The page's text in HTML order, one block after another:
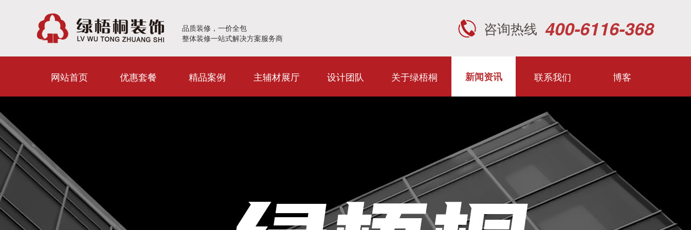
品质装修，一价全包
整体装修一站式解决方案服务商
咨询热线 400-6116-368
网站首页 优惠套餐 精品案例 主辅材展厅 设计团队 关于绿梧桐 新闻资讯 联系我们 博客